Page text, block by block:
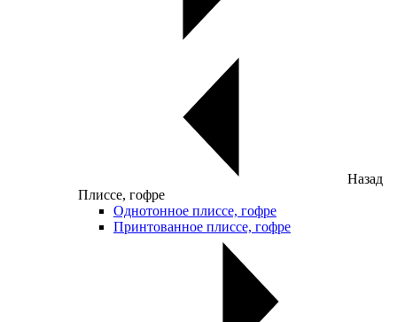
Назад
Плиссе, гофре
Однотонное плиссе, гофре
Принтованное плиссе, гофре